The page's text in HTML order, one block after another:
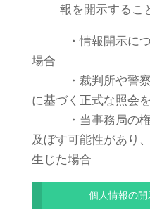
報を開示するこ
・情報開示につ
場合
・裁判所や警察
に基づく正式な照会
・当事務局の権
及ぼす可能性があり
生じた場合
個人情報の